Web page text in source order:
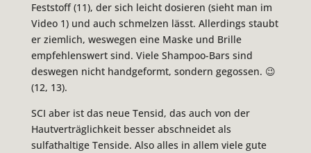
Feststoff (11), der sich leicht dosieren (sieht man im
Video 1) und auch schmelzen lässt. Allerdings staubt
er ziemlich, weswegen eine Maske und Brille
empfehlenswert sind. Viele Shampoo-Bars sind
deswegen nicht handgeformt, sondern gegossen. 😉
(12, 13).
SCI aber ist das neue Tensid, das auch von der
Hautverträglichkeit besser abschneidet als
sulfathaltige Tenside. Also alles in allem viele gute